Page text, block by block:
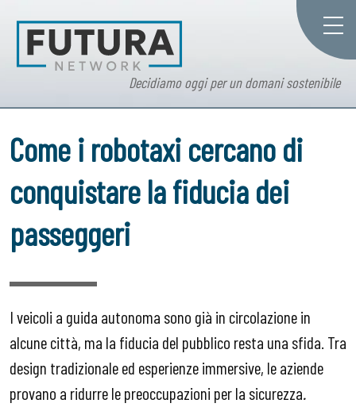
Decidiamo oggi per un domani sostenibile
Come i robotaxi cercano di
conquistare la fiducia dei
passeggeri
I veicoli a guida autonoma sono già in circolazione in
alcune città, ma la fiducia del pubblico resta una sfida. Tra
design tradizionale ed esperienze immersive, le aziende
provano a ridurre le preoccupazioni per la sicurezza.